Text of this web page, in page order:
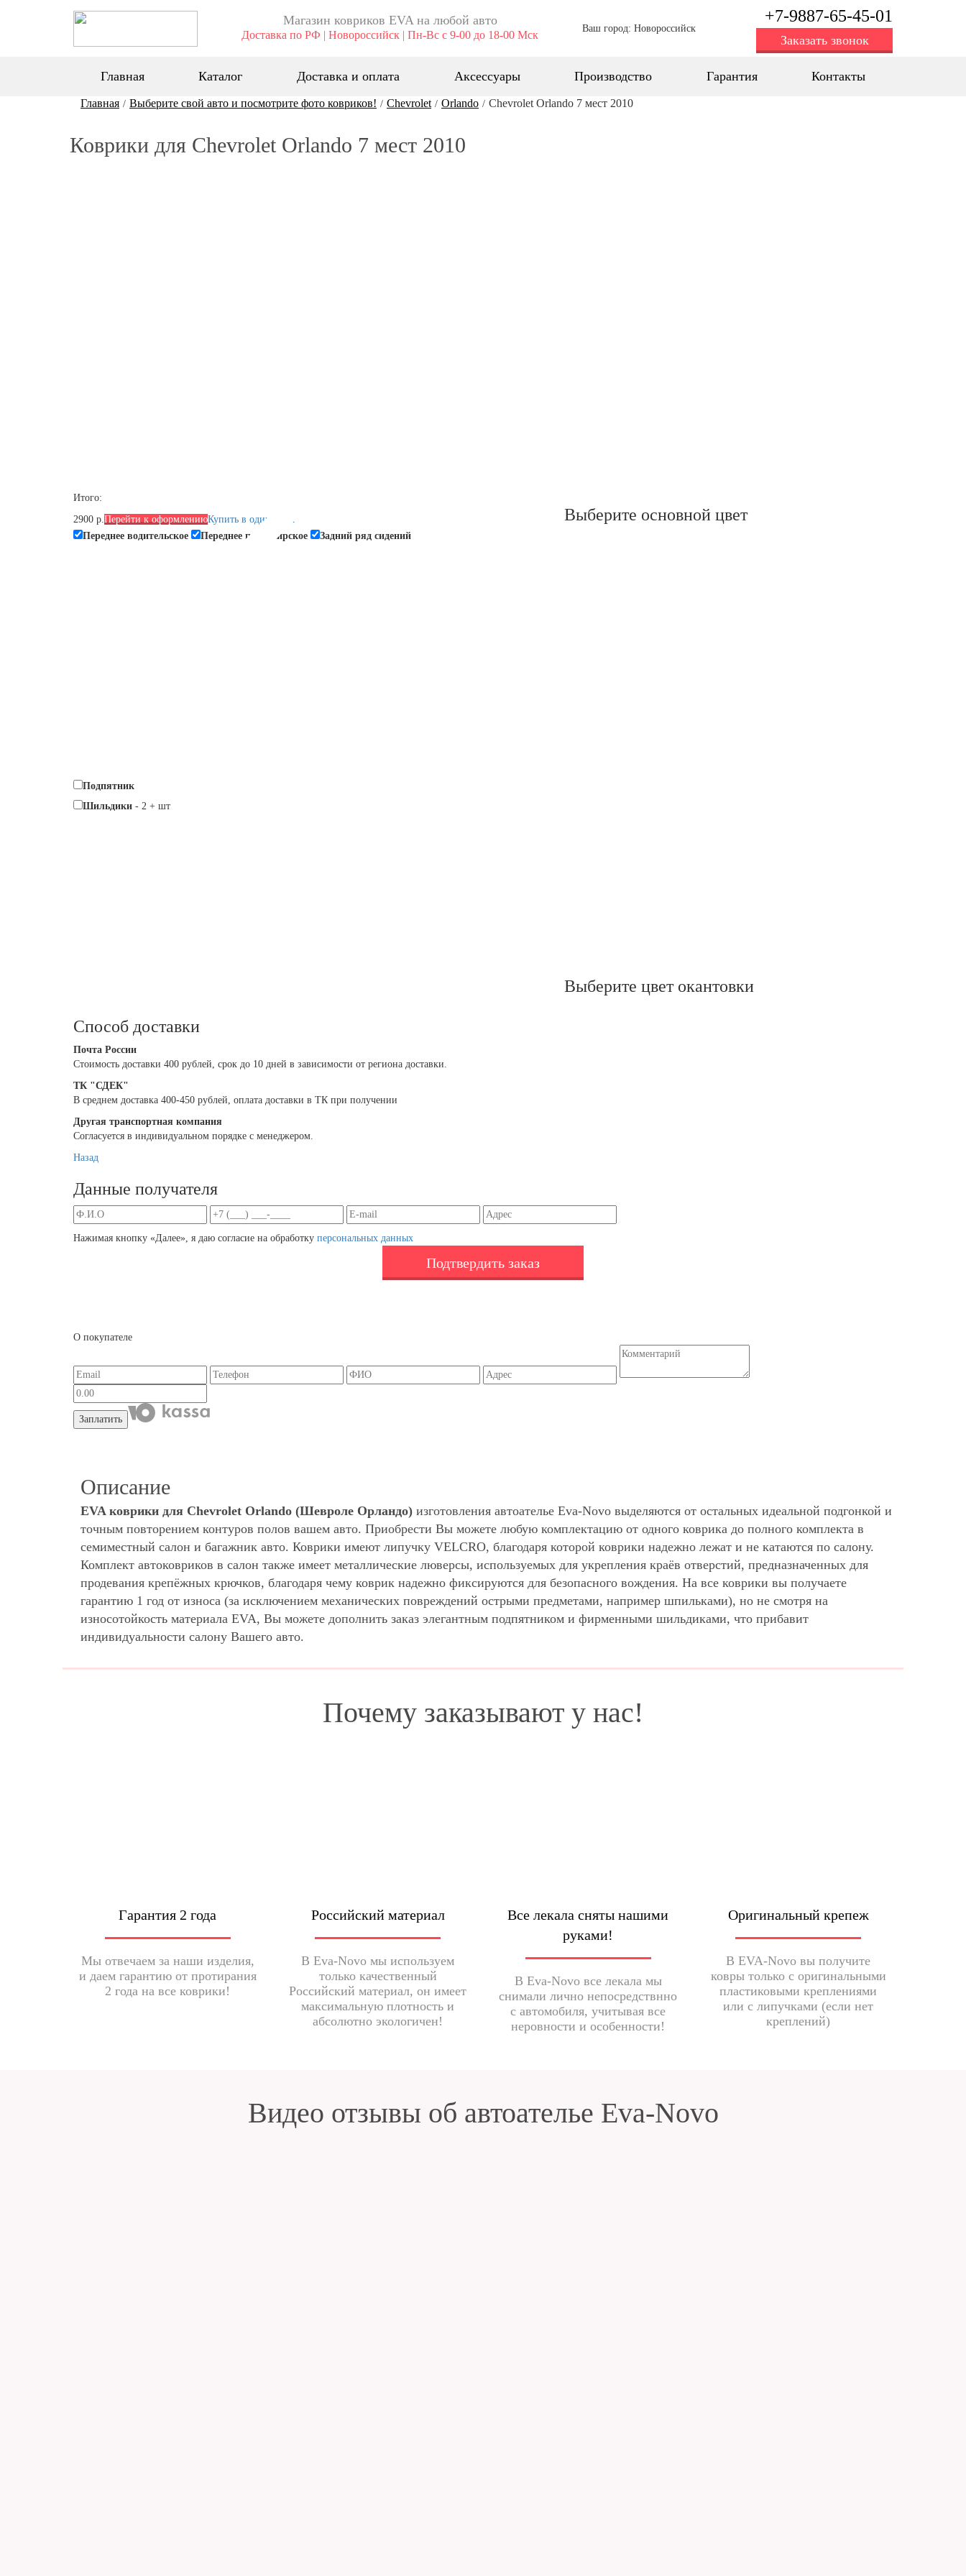
Магазин ковриков EVA ​на любой авто
Доставка по РФ | Новороссийск | Пн-Вс с 9-00 до 18-00 Мск
Ваш город: Новороссийск
+7-9887-65-45-01
Заказать звонок
Главная Каталог Доставка и оплата Аксессуары Производство Гарантия Контакты
Главная / Выберите свой авто и посмотрите фото ковриков! / Chevrolet / Orlando / Chevrolet Orlando 7 мест 2010
Коврики для Chevrolet Orlando 7 мест 2010
Итого:
2900 р.Перейти к оформлениюКупить в один клик
Переднее водительское
Переднее пассажирское Задний ряд сидений
Подпятник
Шильдики - 2 + шт
Выберите oсновной цвет
Выберите цвет окантовки
Способ доставки
Почта России
Cтоимость доставки 400 рублей, срок до 10 дней в зависимости от региона доставки.
ТК "СДЕК"
В среднем доставка 400-450 рублей, оплата доставки в ТК при получении
Другая транспортная компания
Согласуется в индивидуальном порядке с менеджером.
Назад
Данные получателя
Нажимая кнопку «Далее», я даю согласие на обработку персональных данных
Подтвердить заказ
О покупателе
Заплатить
Описание
EVA коврики для Chevrolet Orlando (Шевроле Орландо) изготовления автоателье Eva-Novo выделяются от остальных идеальной подгонкой и
точным повторением контуров полов вашем авто. Приобрести Вы можете любую комплектацию от одного коврика до полного комплекта в
семиместный салон и багажник авто. Коврики имеют липучку VELCRO, благодаря которой коврики надежно лежат и не катаются по салону.
Комплект автоковриков в салон также имеет металлические люверсы, используемых для укрепления краёв отверстий, предназначенных для
продевания крепёжных крючков, благодаря чему коврик надежно фиксируются для безопасного вождения. На все коврики вы получаете
гарантию 1 год от износа (за исключением механических повреждений острыми предметами, например шпильками), но не смотря на
износотойкость материала EVA, Вы можете дополнить заказ элегантным подпятником и фирменными шильдиками, что прибавит
индивидуальности салону Вашего авто.
Почему заказывают у нас!
Гарантия 2 года
Мы отвечаем за наши изделия,
и даем гарантию от протирания
2 года на все коврики!
Российский материал
В Eva-Novo мы используем
только качественный
Российский материал, он имеет
максимальную плотность и
абсолютно экологичен!
Все лекала сняты нашими
руками!
В Eva-Novo все лекала мы
снимали лично непосредствнно
с автомобиля, учитывая все
неровности и особенности!
Оригинальный крепеж
В EVA-Novo вы получите
ковры только с оригинальными
пластиковыми креплениями
или с липучками (если нет
креплений)
Видео отзывы об автоателье Eva-Novo